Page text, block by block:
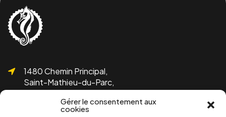
Gérer le consentement aux
cookies
1480 Chemin Principal,
Saint-Mathieu-du-Parc,
QC G0X 1N0